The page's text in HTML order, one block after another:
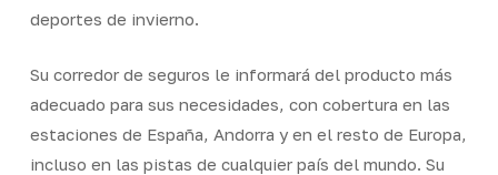
deportes de invierno.
Su corredor de seguros le informará del producto más
adecuado para sus necesidades, con cobertura en las
estaciones de España, Andorra y en el resto de Europa,
incluso en las pistas de cualquier país del mundo. Su